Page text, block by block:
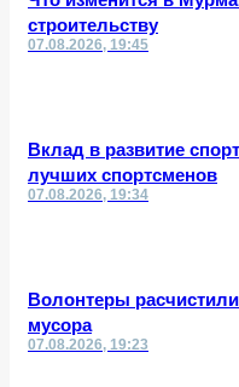
строительству
07.08.2026, 19:45
Вклад в развитие
лучших спортсменов
07.08.2026, 19:34
Волонтеры
мусора
07.08.2026, 19:23